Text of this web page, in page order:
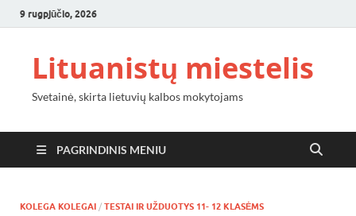
9 rugpjūčio, 2026
Lituanistų miestelis
Svetainė, skirta lietuvių kalbos mokytojams
PAGRINDINIS MENIU
KOLEGA KOLEGAI / TESTAI IR UŽDUOTYS 11- 12 KLASĖMS